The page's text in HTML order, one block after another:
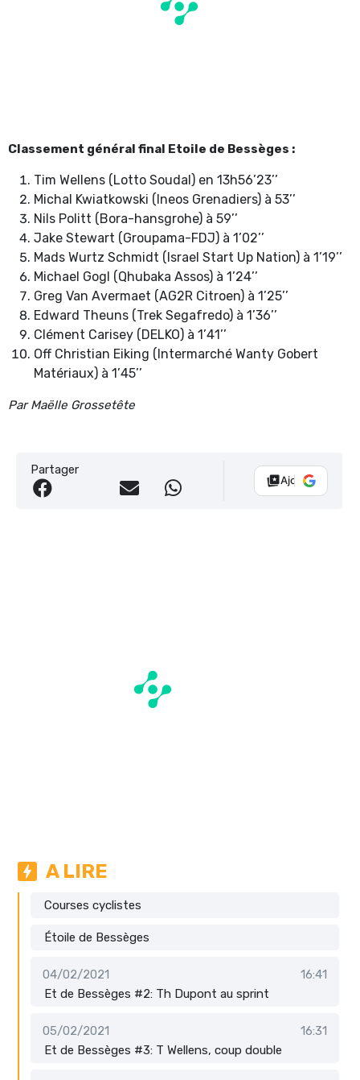
Classement général final Etoile de Bessèges :
Tim Wellens (Lotto Soudal) en 13h56’23’’
Michal Kwiatkowski (Ineos Grenadiers) à 53’’
Nils Politt (Bora-hansgrohe) à 59’’
Jake Stewart (Groupama-FDJ) à 1’02’’
Mads Wurtz Schmidt (Israel Start Up Nation) à 1’19’’
Michael Gogl (Qhubaka Assos) à 1’24’’
Greg Van Avermaet (AG2R Citroen) à 1’25’’
Edward Theuns (Trek Segafredo) à 1’36’’
Clément Carisey (DELKO) à 1’41’’
Off Christian Eiking (Intermarché Wanty Gobert
Matériaux) à 1’45’’
Par Maëlle Grossetête
Partager
Ajouter Vélo
A LIRE
Courses cyclistes
Étoile de Bessèges
04/02/2021
16:41
Et de Bessèges #2: Th Dupont au sprint
05/02/2021
16:31
Et de Bessèges #3: T Wellens, coup double